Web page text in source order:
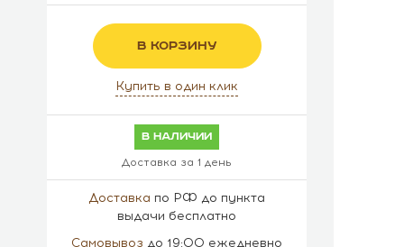
В КОРЗИНУ
Купить в один клик
в наличии
Доставка за 1 день
Доставка по РФ до пункта
выдачи бесплатно
Самовывоз до 19:00 ежедневно